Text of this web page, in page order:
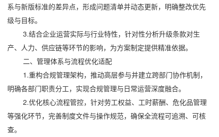
系与新版标准的差异点，形成问题清单并动态更新，明确整改优先
级与目标。
3.结合企业运营实际与行业特性，针对性分析升级条款对生
产、人力、供应链等环节的影响，为方案制定提供精准依据。
二、管理体系与流程优化适配
1.重构合规管理架构，推动高层参与并建立跨部门协作机制，
明确各部门职责分工，实现合规管理与日常运营深度融合。
2.优化核心流程管控，针对劳工权益、工时薪酬、危化品管理
等强化环节，完善制度文件与操作规范，确保全流程可追溯、可核
查。